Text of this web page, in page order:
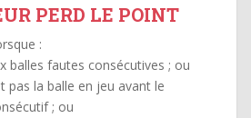
PERD LE POINT
:
balles fautes consécutives ; ou
pas la balle en jeu avant le
; ou